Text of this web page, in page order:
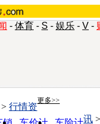
- 体育 - S - 娱乐 - V -
更多>>
> 行情资
讯